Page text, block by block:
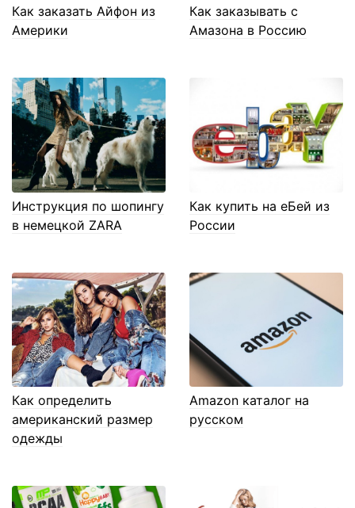
Как заказать Айфон из
Америки
Как заказывать с
Амазона в Россию
Инструкция по шопингу
в немецкой ZARA
Как купить на еБей из
России
Как определить
американский размер
одежды
Amazon каталог на
русском